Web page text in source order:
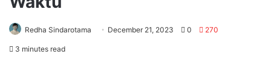
Redha Sindarotama December 21, 2023 0 270
3 minutes read